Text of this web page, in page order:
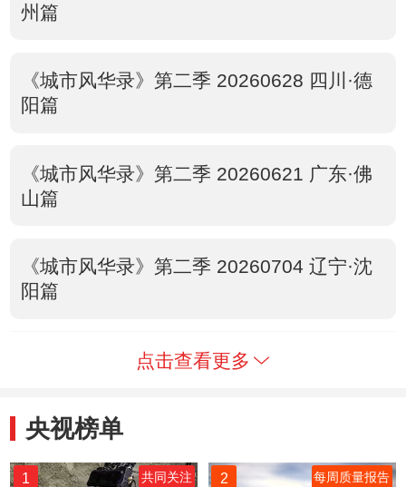
州篇
《城市风华录》第二季 20260628 四川·德
阳篇
《城市风华录》第二季 20260621 广东·佛
山篇
《城市风华录》第二季 20260704 辽宁·沈
阳篇
点击查看更多
央视榜单
1 共同关注 2 每周质量报告